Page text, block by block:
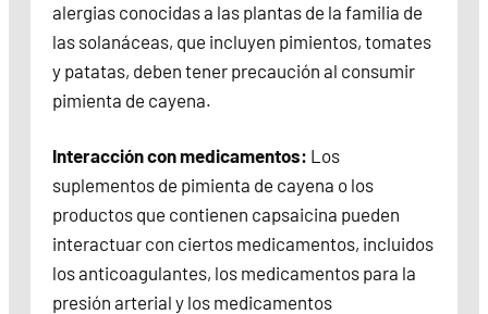
alergias conocidas a las plantas de la familia de
las solanáceas, que incluyen pimientos, tomates
y patatas, deben tener precaución al consumir
pimienta de cayena.
Interacción con medicamentos: Los
suplementos de pimienta de cayena o los
productos que contienen capsaicina pueden
interactuar con ciertos medicamentos, incluidos
los anticoagulantes, los medicamentos para la
presión arterial y los medicamentos